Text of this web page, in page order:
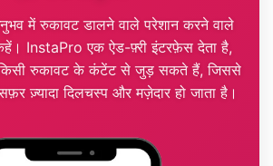
में रुकावट डालने वाले परेशान करने वाले
InstaPro एक ऐड-फ़्री इंटरफ़ेस देता है,
किसी रुकावट के कंटेंट से जुड़ सकते हैं, जिससे
ज़्यादा दिलचस्प और मज़ेदार हो जाता है।